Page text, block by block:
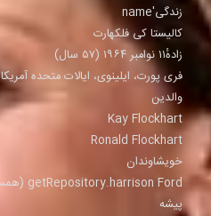
زندگی'name
کالیستا کی فلکهارت
زادهٔ۱۱ نوامبر ۱۹۶۴ ‏(۵۷ سال)
فری پورت، ایلینوی، ایالات متحده آمریکا
والدین
Kay Flockhart
Ronald Flockhart
خویشاوندان
getRepository.harrison Ford (همسر)
پیشه